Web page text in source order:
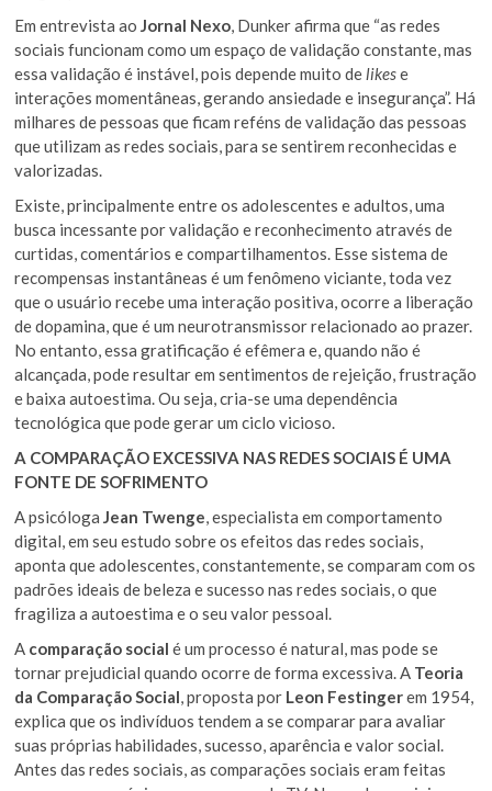
Em entrevista ao Jornal Nexo , Dunker afirma que “as redes
sociais funcionam como um espaço de validação constante, mas
essa validação é instável, pois depende muito de likese
interações momentâneas, gerando ansiedade e insegurança”. Há
milhares de pessoas que ficam reféns de validação das pessoas
que utilizam as redes sociais, para se sentirem reconhecidas e
valorizadas.
Existe, principalmente entre os adolescentes e adultos, uma
busca incessante por validação e reconhecimento através de
curtidas, comentários e compartilhamentos. Esse sistema de
recompensas instantâneas é um fenômeno viciante, toda vez
que o usuário recebe uma interação positiva, ocorre a liberação
de dopamina, que é um neurotransmissor relacionado ao prazer.
No entanto, essa gratificação é efêmera e, quando não é
alcançada, pode resultar em sentimentos de rejeição, frustração
e baixa autoestima. Ou seja, cria-se uma dependência
tecnológica que pode gerar um ciclo vicioso.
A COMPARAÇÃO EXCESSIVA NAS REDES SOCIAIS É UMA
FONTE DE SOFRIMENTO
A psicóloga Jean Twenge , especialista em comportamento
digital, em seu estudo sobre os efeitos das redes sociais,
aponta que adolescentes, constantemente, se comparam com os
padrões ideais de beleza e sucesso nas redes sociais, o que
fragiliza a autoestima e o seu valor pessoal.
A comparação social é um processo é natural, mas pode se
tornar prejudicial quando ocorre de forma excessiva. A Teoria
da Comparação Social , proposta por Leon Festingerem 1954,
explica que os indivíduos tendem a se comparar para avaliar
suas próprias habilidades, sucesso, aparência e valor social.
Antes das redes sociais, as comparações sociais eram feitas